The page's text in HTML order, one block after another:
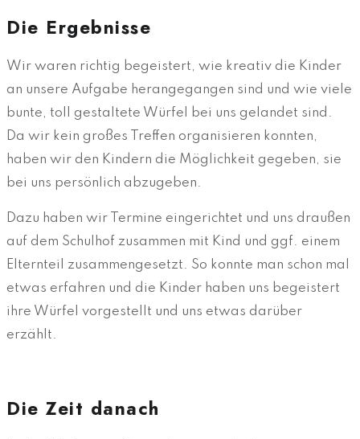
Die Ergebnisse
Wir waren richtig begeistert, wie kreativ die Kinder
an unsere Aufgabe herangegangen sind und wie viele
bunte, toll gestaltete Würfel bei uns gelandet sind.
Da wir kein großes Treffen organisieren konnten,
haben wir den Kindern die Möglichkeit gegeben, sie
bei uns persönlich abzugeben.
Dazu haben wir Termine eingerichtet und uns draußen
auf dem Schulhof zusammen mit Kind und ggf. einem
Elternteil zusammengesetzt. So konnte man schon mal
etwas erfahren und die Kinder haben uns begeistert
ihre Würfel vorgestellt und uns etwas darüber
erzählt.
Die Zeit danach